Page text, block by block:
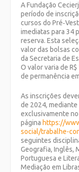
A Fundação
período de
cursos do
imediatas para 34
reserva. Esta
valor das bolsas
da Secretaria de
O valor varia de
de permanência
As inscrições
de 2024, mediante
exclusivamente
página https://
social/trabalhe-
seguintes
Geografia, Inglês,
Portuguesa e
Mediação em